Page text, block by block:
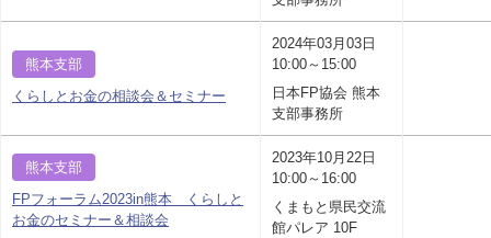
熊本支部
くらしとお金の相談会＆セミナー
2024年03月03日
10:00～15:00
日本FP協会 熊本
支部事務所
熊本支部
FPフォーラム2023in熊本 くらしと
お金のセミナー＆相談会
2023年10月22日
10:00～16:00
くまもと県民交流
館パレア 10F